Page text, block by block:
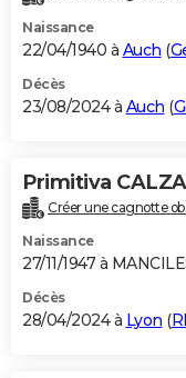
Naissance
22/04/1940 à Auch (
Décès
23/08/2024 à Auch (
Primitiva
Créer une cagnotte
Naissance
27/11/1947 à
Décès
28/04/2024 à Lyon (